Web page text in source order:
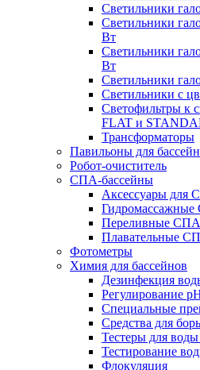
Светильники
Светильники
Вт
Светильники
Вт
Светильники
Светильники с
Светофильтры к
FLAT и
Трансформаторы
Павильоны для
Робот-очиститель
СПА-бассейны
Аксессуары для
Переливные
Плавательные
Фотометры
Химия для бассейнов
Дезинфекция
Регулирование
Специальные
Средства для
Тестеры для
Тестирование
Флокуляция